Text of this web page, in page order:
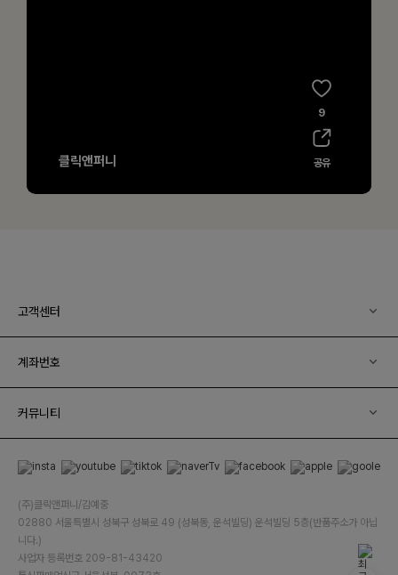
고객센터
계좌번호
커뮤니티
(주)클릭앤퍼니/김예중
02880 서울특별시 성북구 성북로 49 (성북동, 운석빌딩) 운석빌딩 5층(반품주소가 아닙
니다.)
사업자 등록번호 209-81-43420